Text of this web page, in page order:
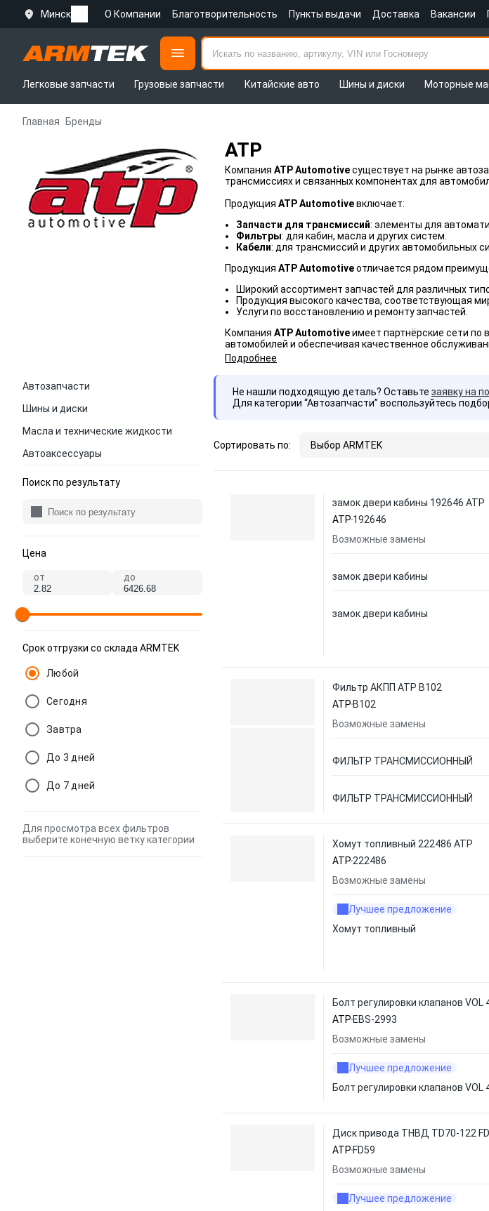
Минск О Компании Благотворительность Пункты выдачи Доставка Вакансии
Легковые запчасти
Грузовые запчасти Китайские авто Шины и диски Моторные
Главная Бренды
ATP
Компания ATP Automotiveсуществует на рынке
трансмиссиях и связанных компонентах для
Продукция ATP Automotiveвключает:
Запчасти для трансмиссий: элементы для
Фильтры: для кабин, масла и других систем.
Кабели: для трансмиссий и других автомобильных
Продукция ATP Automotiveотличается рядом
Широкий ассортимент запчастей для различных
Продукция высокого качества, соответствующая
Услуги по восстановлению и ремонту запчастей.
Компания ATP Automotiveимеет партнёрские сети по
автомобилей и обеспечивая качественное
Подробнее
Автозапчасти
Шины и диски
Масла и технические жидкости
Автоаксессуары
Поиск по результату
Цена
от до
Срок отгрузки со склада ARMTEK
Любой
Сегодня
Завтра
До 3 дней
До 7 дней
Для просмотра всех фильтров
выберите конечную ветку категории
Не нашли подходящую деталь? Оставьте заявку на
Для категории “Автозапчасти” воспользуйтесь
Сортировать по: Выбор ARMTEK
замок двери кабины 192646 ATP
ATP 192646
Возможные замены
замок двери кабины
замок двери кабины
Фильтр АКПП ATP B102
ATP B102
Возможные замены
ФИЛЬТР ТРАНСМИССИОННЫЙ
ФИЛЬТР ТРАНСМИССИОННЫЙ
Хомут топливный 222486 ATP
ATP 222486
Возможные замены
Лучшее предложение
Хомут топливный
Болт регулировки клапанов VOL
ATP EBS-2993
Возможные замены
Лучшее предложение
Болт регулировки клапанов VOL
Диск привода ТНВД TD70-122
ATP FD59
Возможные замены
Лучшее предложение